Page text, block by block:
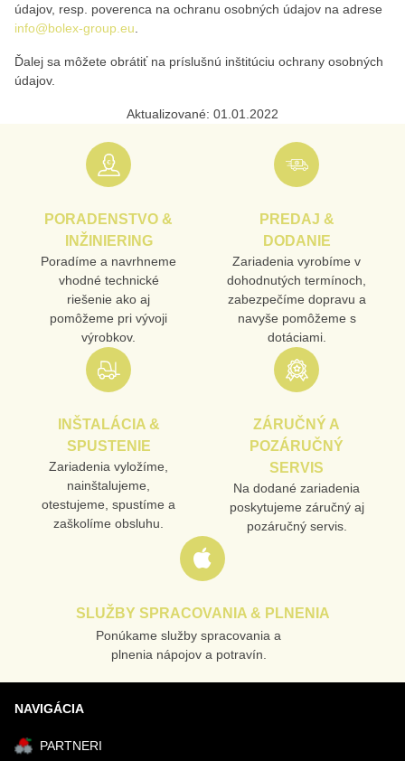
údajov, resp. poverenca na ochranu osobných údajov na adrese
info@bolex-group.eu
Ďalej sa môžete obrátiť na príslušnú inštitúciu ochrany osobných
údajov.
Aktualizované: 01.01.2022
PORADENSTVO &
INŽINIERING
Poradíme a navrhneme
vhodné technické
riešenie ako aj
pomôžeme pri vývoji
výrobkov.
PREDAJ &
DODANIE
Zariadenia vyrobíme v
dohodnutých termínoch,
zabezpečíme dopravu a
navyše pomôžeme s
dotáciami.
INŠTALÁCIA &
SPUSTENIE
Zariadenia vyložíme,
nainštalujeme,
otestujeme, spustíme a
zaškolíme obsluhu.
ZÁRUČNÝ A
POZÁRUČNÝ
SERVIS
Na dodané zariadenia
poskytujeme záručný aj
pozáručný servis.
SLUŽBY SPRACOVANIA & PLNENIA
Ponúkame služby spracovania a
plnenia nápojov a potravín.
NAVIGÁCIA
PARTNERI